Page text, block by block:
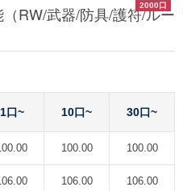
2000口
RW/武器/防具/護符/ルー
1口~ 10口~ 30口~
100.00 100.00
106.00 106.00